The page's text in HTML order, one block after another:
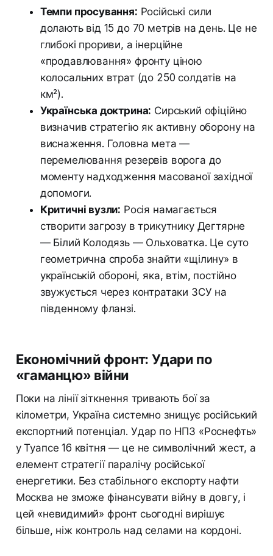
Темпи просування: Російські сили
долають від 15 до 70 метрів на день. Це не
глибокі прориви, а інерційне
«продавлювання» фронту ціною
колосальних втрат (до 250 солдатів на
км²).
Українська доктрина: Сирський офіційно
визначив стратегію як активну оборону на
виснаження. Головна мета —
перемелювання резервів ворога до
моменту надходження масованої західної
допомоги.
Критичні вузли: Росія намагається
створити загрозу в трикутнику Дегтярне
— Білий Колодязь — Ольховатка. Це суто
геометрична спроба знайти «щілину» в
українській обороні, яка, втім, постійно
звужується через контратаки ЗСУ на
південному фланзі.
Економічний фронт: Удари по
«гаманцю» війни
Поки на лінії зіткнення тривають бої за
кілометри, Україна системно знищує російський
експортний потенціал. Удар по НПЗ «Роснефть»
у Туапсе 16 квітня — це не символічний жест, а
елемент стратегії паралічу російської
енергетики. Без стабільного експорту нафти
Москва не зможе фінансувати війну в довгу, і
цей «невидимий» фронт сьогодні вирішує
більше, ніж контроль над селами на кордоні.